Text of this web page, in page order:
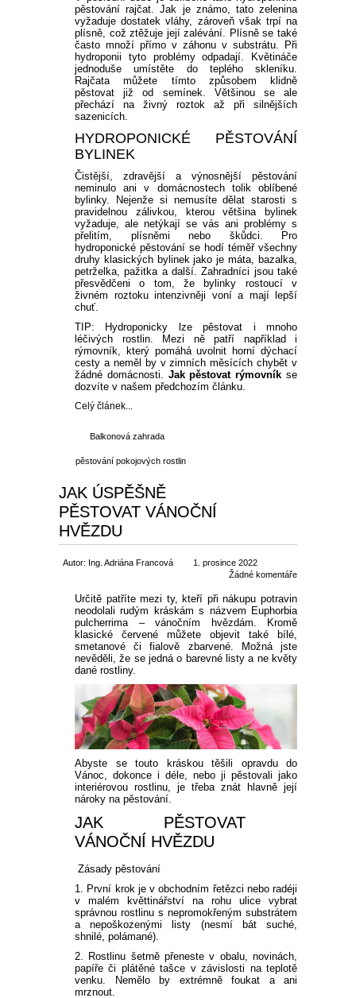
pěstování rajčat. Jak je známo, tato zelenina
vyžaduje dostatek vláhy, zároveň však trpí na
plísně, což ztěžuje její zalévání. Plísně se také
často množí přímo v záhonu v substrátu. Při
hydroponii tyto problémy odpadají. Květináče
jednoduše umístěte do teplého skleníku.
Rajčata můžete tímto způsobem klidně
pěstovat již od semínek. Většinou se ale
přechází na živný roztok až při silnějších
sazenicích.
HYDROPONICKÉ PĚSTOVÁNÍ
BYLINEK
Čistější, zdravější a výnosnější pěstování
neminulo ani v domácnostech tolik oblíbené
bylinky. Nejenže si nemusíte dělat starosti s
pravidelnou zálivkou, kterou většina bylinek
vyžaduje, ale netýkají se vás ani problémy s
přelitím, plísněmi nebo škůdci. Pro
hydroponické pěstování se hodí téměř všechny
druhy klasických bylinek jako je máta, bazalka,
petrželka, pažitka a další. Zahradníci jsou také
přesvědčeni o tom, že bylinky rostoucí v
živném roztoku intenzivněji voní a mají lepší
chuť.
TIP: Hydroponicky lze pěstovat i mnoho
léčivých rostlin. Mezi ně patří například i
rýmovník, který pomáhá uvolnit horní dýchací
cesty a neměl by v zimních měsících chybět v
žádné domácnosti. Jak pěstovat rýmovník se
dozvíte v našem předchozím článku.
Celý článek...
Balkonová zahrada
pěstování pokojových rostlin
JAK ÚSPĚŠNĚ
PĚSTOVAT VÁNOČNÍ
HVĚZDU
Autor: Ing. Adriána Francová
1. prosince 2022
Žádné komentáře
Určitě patříte mezi ty, kteří při nákupu potravin
neodolali rudým kráskám s názvem Euphorbia
pulcherrima – vánočním hvězdám. Kromě
klasické červené můžete objevit také bílé,
smetanové či fialově zbarvené. Možná jste
nevěděli, že se jedná o barevné listy a ne květy
dané rostliny.
Abyste se touto kráskou těšili opravdu do
Vánoc, dokonce i déle, nebo ji pěstovali jako
interiérovou rostlinu, je třeba znát hlavně její
nároky na pěstování.
JAK PĚSTOVAT
VÁNOČNÍ HVĚZDU
Zásady pěstování
1. První krok je v obchodním řetězci nebo radéji
v malém květtinářství na rohu ulice vybrat
správnou rostlinu s nepromokřeným substrátem
a nepoškozenými listy (nesmí bát suché,
shnilé, polámané).
2. Rostlinu šetrně přeneste v obalu, novinách,
papíře či plátěné tašce v závislosti na teplotě
venku. Nemělo by extrémně foukat a ani
mrznout.